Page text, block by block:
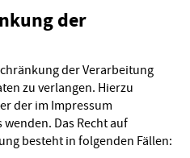
der
der Verarbeitung
zu verlangen. Hierzu
der im Impressum
Das Recht auf
besteht in folgenden Fällen: